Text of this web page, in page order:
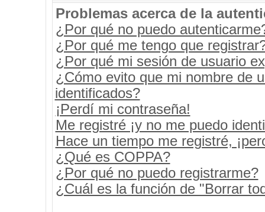
Problemas acerca de la
¿Por qué no puedo
¿Por qué me tengo que
¿Por qué mi sesión de usuario
¿Cómo evito que mi nombre de
identificados?
¡Perdí mi contraseña!
Me registré ¡y no me puedo
Hace un tiempo me registré,
¿Qué es COPPA?
¿Por qué no puedo registrarme?
¿Cuál es la función de "Borrar